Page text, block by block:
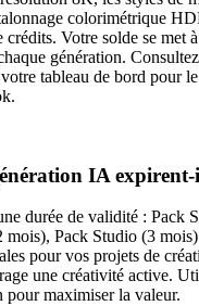
colorimétrique
crédits. Votre solde se met
génération.
tableau de bord pour
IA expirent-
durée de validité : Pack
mois), Pack Studio (3
pour vos projets de
une créativité active.
pour maximiser la valeur.